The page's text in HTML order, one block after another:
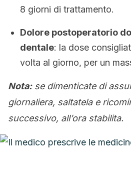
8 giorni di trattamento.
Dolore postoperatorio
dentale: la dose
volta al giorno, per un
Nota: se dimenticate di
giornaliera, saltatela e
successivo, all’ora stabilita.